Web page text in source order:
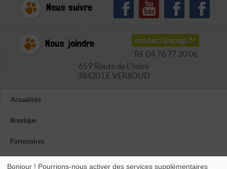
Nous suivre
Nous joindre
contact@apagi.fr
Tél. 04 76 77 20 06
659 Route de L'Isère
38420 LE VERSOUD
Actualités
Boutique
Partenaires
Bonjour ! Pourrions-nous activer des services supplémentaires